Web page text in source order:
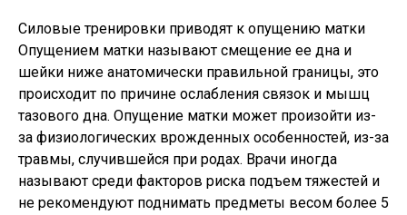
Силовые тренировки приводят к опущению матки
Опущением матки называют смещение ее дна и
шейки ниже анатомически правильной границы, это
происходит по причине ослабления связок и мышц
тазового дна. Опущение матки может произойти из-
за физиологических врожденных особенностей, из-за
травмы, случившейся при родах. Врачи иногда
называют среди факторов риска подъем тяжестей и
не рекомендуют поднимать предметы весом более 5